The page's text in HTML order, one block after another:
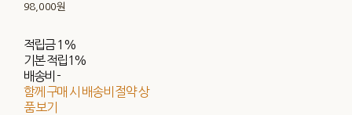
98,000원
적립금 1%
기본 적립1%
배송비-
함께 구매 시 배송비 절약 상
품 보기